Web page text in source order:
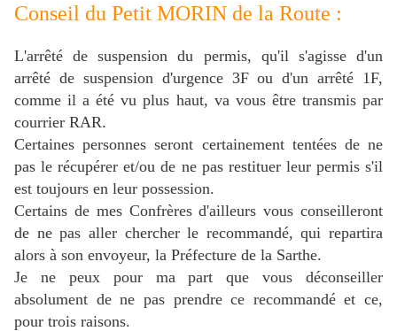
Conseil du Petit MORIN de la Route :
L'arrêté de suspension du permis, qu'il s'agisse d'un
arrêté de suspension d'urgence 3F ou d'un arrêté 1F,
comme il a été vu plus haut, va vous être transmis par
courrier RAR.
Certaines personnes seront certainement tentées de ne
pas le récupérer et/ou de ne pas restituer leur permis s'il
est toujours en leur possession.
Certains de mes Confrères d'ailleurs vous conseilleront
de ne pas aller chercher le recommandé, qui repartira
alors à son envoyeur, la Préfecture de la Sarthe.
Je ne peux pour ma part que vous déconseiller
absolument de ne pas prendre ce recommandé et ce,
pour trois raisons.